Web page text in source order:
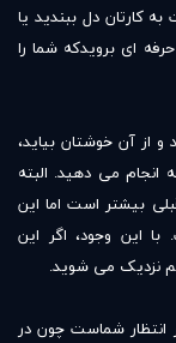
کارتان دل ببندید یا
ای برویدکه شما را
و از آن خوشتان بیاید،
انجام می دهید. البته
بیشتر است اما این
این وجود، اگر این
نزدیک می شوید.
شماست چون در